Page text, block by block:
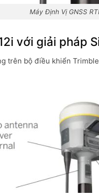
Máy Định Vị GNSS
với giải pháp
trên bộ điều khiển